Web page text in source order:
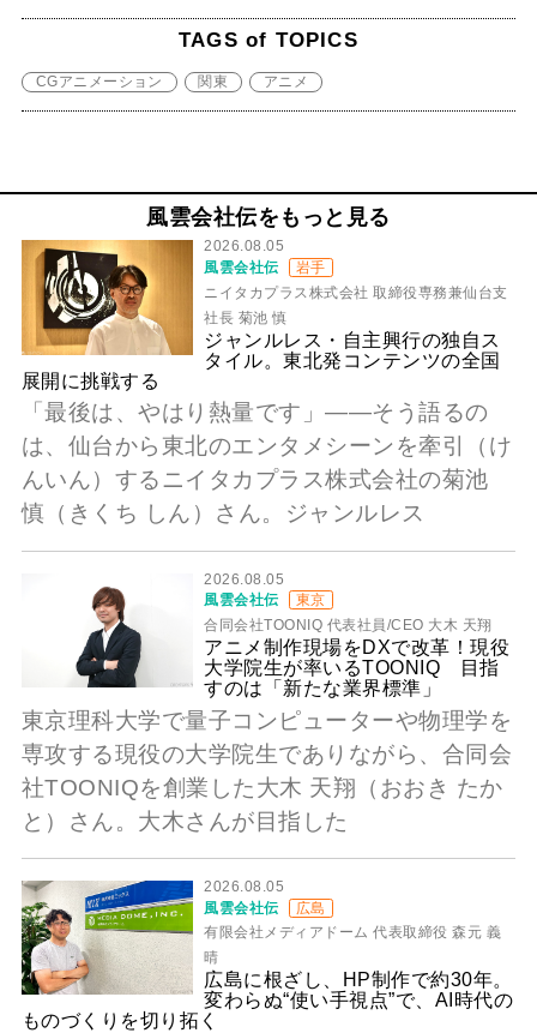
TAGS of TOPICS
CGアニメーション 関東 アニメ
風雲会社伝をもっと見る
2026.08.05
風雲会社伝
岩手
ニイタカプラス株式会社 取締役専務兼仙台支
社長 菊池 慎
ジャンルレス・自主興行の独自ス
タイル。東北発コンテンツの全国
展開に挑戦する
「最後は、やはり熱量です」――そう語るの
は、仙台から東北のエンタメシーンを牽引（け
んいん）するニイタカプラス株式会社の菊池
慎（きくち しん）さん。ジャンルレス
2026.08.05
風雲会社伝
東京
合同会社TOONIQ 代表社員/CEO 大木 天翔
アニメ制作現場をDXで改革！現役
大学院生が率いるTOONIQ 目指
すのは「新たな業界標準」
東京理科大学で量子コンピューターや物理学を
専攻する現役の大学院生でありながら、合同会
社TOONIQを創業した大木 天翔（おおき たか
と）さん。大木さんが目指した
2026.08.05
風雲会社伝
広島
有限会社メディアドーム 代表取締役 森元 義
晴
広島に根ざし、HP制作で約30年。
変わらぬ“使い手視点”で、AI時代の
ものづくりを切り拓く